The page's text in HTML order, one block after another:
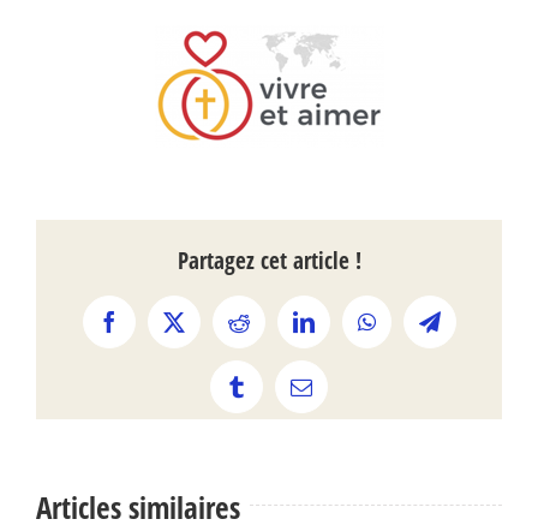
Partagez cet article !
Facebook
X Reddit LinkedInWhatsAppTelegram
TumblrEmail
Articles similaires